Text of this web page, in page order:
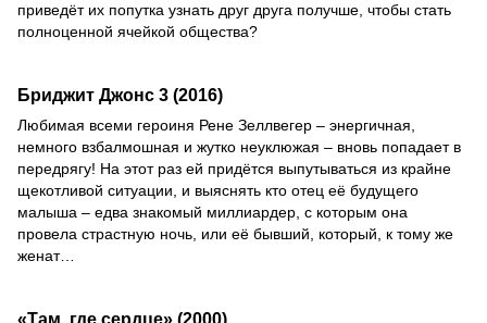
приведёт их попутка узнать друг друга получше, чтобы стать
полноценной ячейкой общества?
Бриджит Джонс 3 (2016)
Любимая всеми героиня Рене Зеллвегер – энергичная,
немного взбалмошная и жутко неуклюжая – вновь попадает в
передрягу! На этот раз ей придётся выпутываться из крайне
щекотливой ситуации, и выяснять кто отец её будущего
малыша – едва знакомый миллиардер, с которым она
провела страстную ночь, или её бывший, который, к тому же
женат…
«Там, где сердце» (2000)